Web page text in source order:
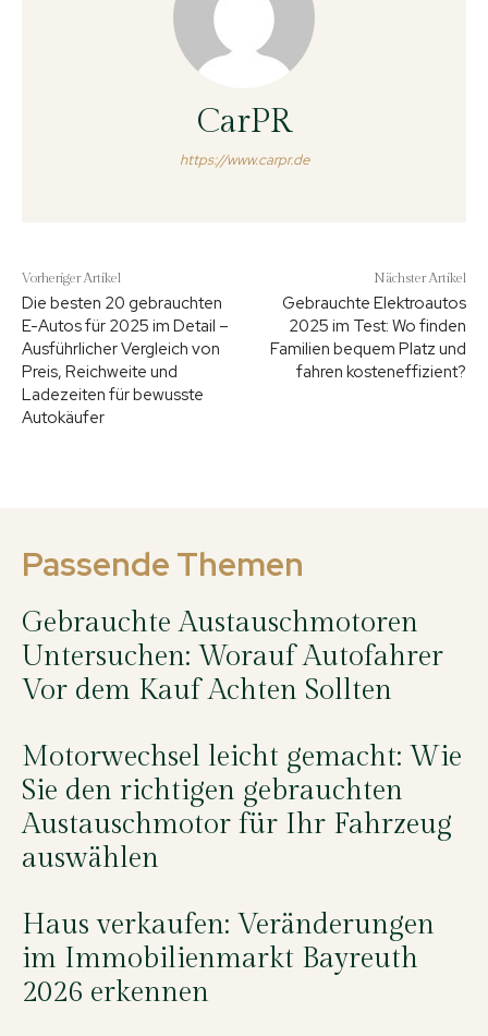
CarPR
https://www.carpr.de
Vorheriger Artikel
Die besten 20 gebrauchten
E-Autos für 2025 im Detail –
Ausführlicher Vergleich von
Preis, Reichweite und
Ladezeiten für bewusste
Autokäufer
Nächster Artikel
Gebrauchte Elektroautos
2025 im Test: Wo finden
Familien bequem Platz und
fahren kosteneffizient?
Passende Themen
Gebrauchte Austauschmotoren
Untersuchen: Worauf Autofahrer
Vor dem Kauf Achten Sollten
Motorwechsel leicht gemacht: Wie
Sie den richtigen gebrauchten
Austauschmotor für Ihr Fahrzeug
auswählen
Haus verkaufen: Veränderungen
im Immobilienmarkt Bayreuth
2026 erkennen